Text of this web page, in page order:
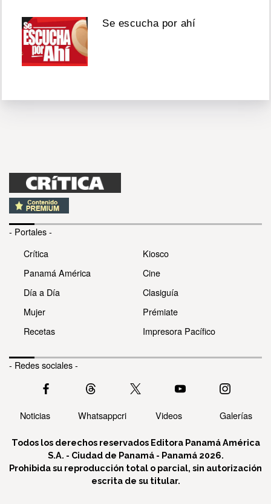
Se escucha por ahí
- Portales -
Crítica
Panamá América
Día a Día
Mujer
Recetas
Kiosco
Cine
Clasiguía
Prémiate
Impresora Pacífico
- Redes sociales -
Noticias Whatsappcri Videos Galerías
Todos los derechos reservados Editora Panamá América
S.A. - Ciudad de Panamá - Panamá 2026.
Prohibida su reproducción total o parcial, sin autorización
escrita de su titular.